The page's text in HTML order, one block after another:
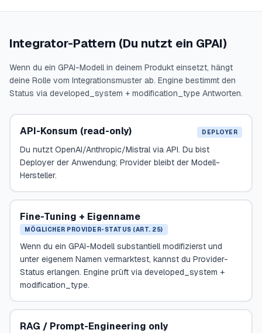
Integrator-Pattern (Du nutzt ein GPAI)
Wenn du ein GPAI-Modell in deinem Produkt einsetzt, hängt
deine Rolle vom Integrationsmuster ab. Engine bestimmt den
Status via developed_system + modification_type Antworten.
API-Konsum (read-only) DEPLOYER
Du nutzt OpenAI/Anthropic/Mistral via API. Du bist
Deployer der Anwendung; Provider bleibt der Modell-
Hersteller.
Fine-Tuning + Eigenname
MÖGLICHER PROVIDER-STATUS (ART. 25)
Wenn du ein GPAI-Modell substantiell modifizierst und
unter eigenem Namen vermarktest, kannst du Provider-
Status erlangen. Engine prüft via developed_system +
modification_type.
RAG / Prompt-Engineering only